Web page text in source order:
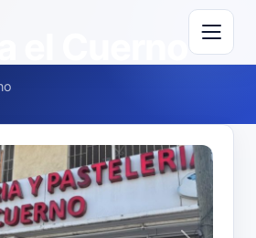
el Cuerno